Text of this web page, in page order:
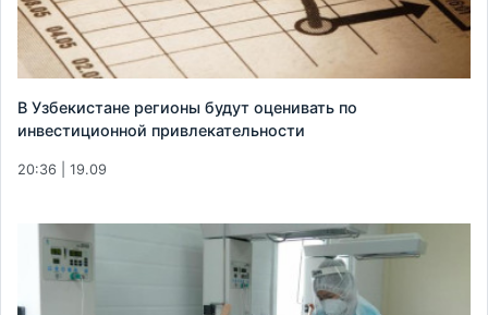
В Узбекистане регионы будут оценивать по
инвестиционной привлекательности
20:36 | 19.09